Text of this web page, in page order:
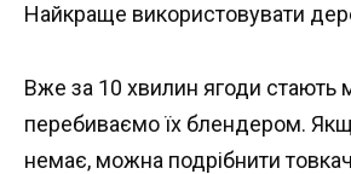
Найкраще використовувати
Вже за 10 хвилин ягоди стають
перебиваємо їх блендером.
немає, можна подрібнити